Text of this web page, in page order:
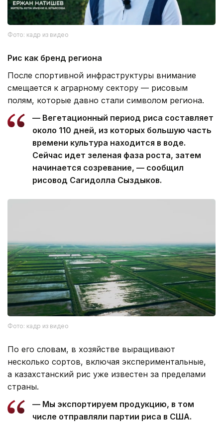
Фото: кадр из видео
Рис как бренд региона
После спортивной инфраструктуры внимание
смещается к аграрному сектору — рисовым
полям, которые давно стали символом региона.
— Вегетационный период риса составляет
около 110 дней, из которых большую часть
времени культура находится в воде.
Сейчас идет зеленая фаза роста, затем
начинается созревание, — сообщил
рисовод Сагидолла Сыздыков.
Фото: кадр из видео
По его словам, в хозяйстве выращивают
несколько сортов, включая экспериментальные,
а казахстанский рис уже известен за пределами
страны.
— Мы экспортируем продукцию, в том
числе отправляли партии риса в США.